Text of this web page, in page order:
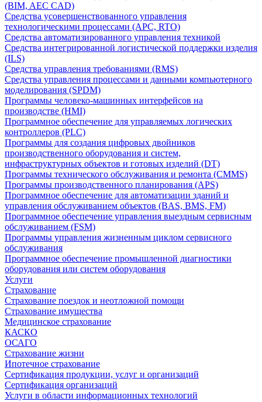
(BIM, AEC CAD)
Средства усовершенствованного управления
технологическими процессами (APC, RTO)
Средства автоматизированного управления техникой
Средства интегрированной логистической поддержки изделия
(ILS)
Средства управления требованиями (RMS)
Средства управления процессами и данными компьютерного
моделирования (SPDM)
Программы человеко-машинных интерфейсов на
производстве (HMI)
Программное обеспечение для управляемых логических
контроллеров (PLC)
Программы для создания цифровых двойников
производственного оборудования и систем,
инфраструктурных объектов и готовых изделий (DT)
Программы технического обслуживания и ремонта (CMMS)
Программы производственного планирования (APS)
Программное обеспечение для автоматизации зданий и
управления обслуживанием объектов (BAS, BMS, FM)
Программное обеспечение управления выездным сервисным
обслуживанием (FSM)
Программы управления жизненным циклом сервисного
обслуживания
Программное обеспечение промышленной диагностики
оборудования или систем оборудования
Услуги
Страхование
Страхование поездок и неотложной помощи
Страхование имущества
Медицинское страхование
КАСКО
ОСАГО
Страхование жизни
Ипотечное страхование
Сертификация продукции, услуг и организаций
Сертификация организаций
Услуги в области информационных технологий